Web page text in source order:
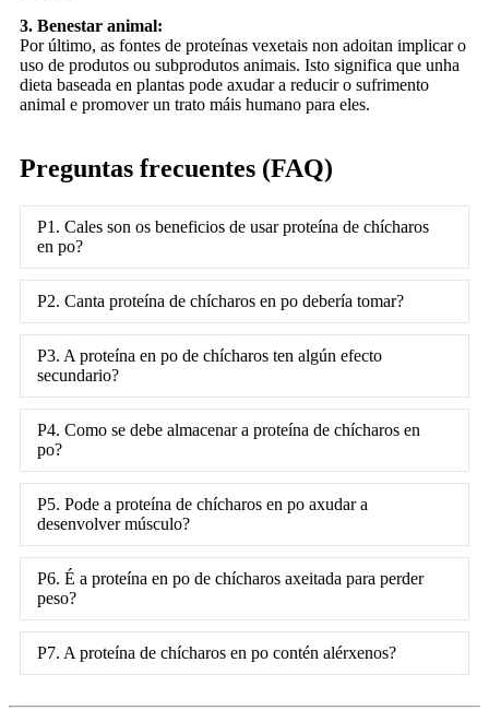
3. Benestar animal:
Por último, as fontes de proteínas vexetais non adoitan implicar o
uso de produtos ou subprodutos animais. Isto significa que unha
dieta baseada en plantas pode axudar a reducir o sufrimento
animal e promover un trato máis humano para eles.
Preguntas frecuentes (FAQ)
P1. Cales son os beneficios de usar proteína de chícharos
en po?
P2. Canta proteína de chícharos en po debería tomar?
P3. A proteína en po de chícharos ten algún efecto
secundario?
P4. Como se debe almacenar a proteína de chícharos en
po?
P5. Pode a proteína de chícharos en po axudar a
desenvolver músculo?
P6. É a proteína en po de chícharos axeitada para perder
peso?
P7. A proteína de chícharos en po contén alérxenos?